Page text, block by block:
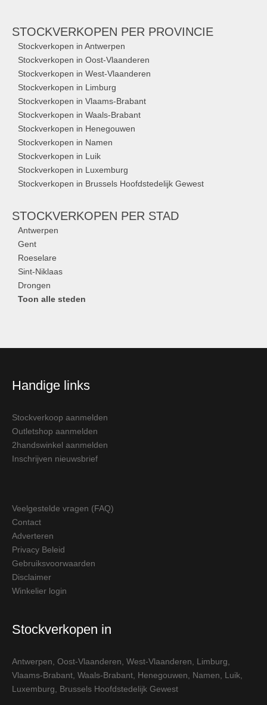
STOCKVERKOPEN PER PROVINCIE
Stockverkopen in Antwerpen
Stockverkopen in Oost-Vlaanderen
Stockverkopen in West-Vlaanderen
Stockverkopen in Limburg
Stockverkopen in Vlaams-Brabant
Stockverkopen in Waals-Brabant
Stockverkopen in Henegouwen
Stockverkopen in Namen
Stockverkopen in Luik
Stockverkopen in Luxemburg
Stockverkopen in Brussels Hoofdstedelijk Gewest
STOCKVERKOPEN PER STAD
Antwerpen
Gent
Roeselare
Sint-Niklaas
Drongen
Toon alle steden
Handige links
Stockverkoop aanmelden
Outletshop aanmelden
2handswinkel aanmelden
Inschrijven nieuwsbrief
Veelgestelde vragen (FAQ)
Contact
Adverteren
Privacy Beleid
Gebruiksvoorwaarden
Disclaimer
Winkelier login
Stockverkopen in
Antwerpen, Oost-Vlaanderen, West-Vlaanderen, Limburg,
Vlaams-Brabant, Waals-Brabant, Henegouwen, Namen, Luik,
Luxemburg, Brussels Hoofdstedelijk Gewest